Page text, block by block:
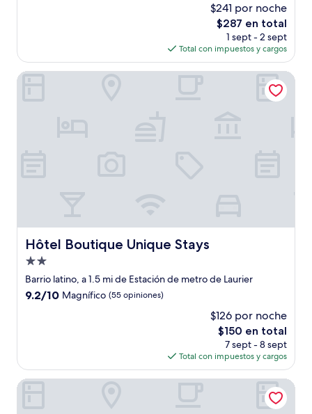
$241 por noche
El
precio
actual
es
de
$287 en total
1 sept - 2 sept
Total con impuestos y cargos
Hôtel Boutique Unique Stays
Hôtel Boutique Unique Stays
Propiedad
de
2.0
Barrio latino, a 1.5 mi de Estación de metro de Laurier
9.2
9.2/10 Magnífico (55 opiniones)
$126 por noche
El
precio
actual
es
de
$150 en total
7 sept - 8 sept
Total con impuestos y cargos
Hôtel Boutique Unique Stays
Hôtel AC Montréal Centre-ville